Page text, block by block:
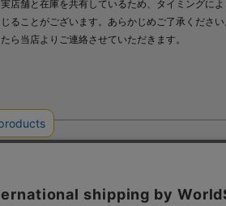
実店舗と在庫を共有しているため、タイミングに
じることがございます。あらかじめご了承くださ
たら当店よりご連絡させていただきます。